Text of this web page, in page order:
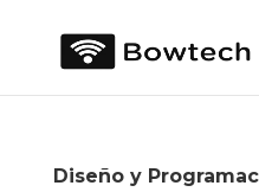
Diseño y